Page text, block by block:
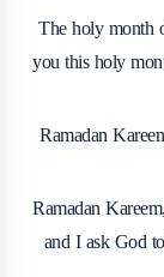
The holy month
you this holy
Ramadan
Ramadan
and I ask God